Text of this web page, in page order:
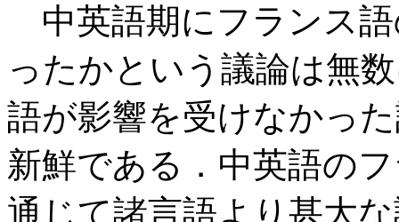
中英語期にフランス
ったかという議論は無
語が影響を受けなかっ
新鮮である．中英語の
通じて諸言語より甚大